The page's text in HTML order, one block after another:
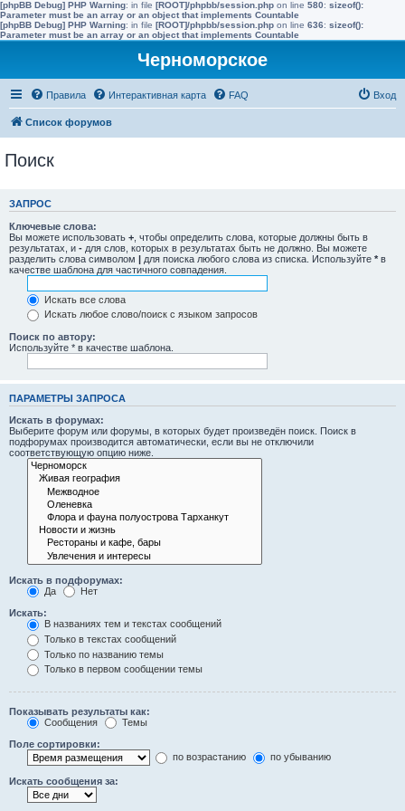
[phpBB Debug] PHP Warning: in file [ROOT]/phpbb/session.php on line 580: sizeof():
Parameter must be an array or an object that implements Countable
[phpBB Debug] PHP Warning: in file [ROOT]/phpbb/session.php on line 636: sizeof():
Parameter must be an array or an object that implements Countable
Черноморское
Правила Интерактивная карта FAQ Вход
Список форумов
Поиск
ЗАПРОС
Ключевые слова:
Вы можете использовать + , чтобы определить слова, которые должны быть в
результатах, и - для слов, которых в результатах быть не должно. Вы можете
разделить слова символом | для поиска любого слова из списка. Используйте * в
качестве шаблона для частичного совпадения.
Искать все слова
Искать любое слово/поиск с языком запросов
Поиск по автору:
Используйте * в качестве шаблона.
ПАРАМЕТРЫ ЗАПРОСА
Искать в форумах:
Выберите форум или форумы, в которых будет произведён поиск. Поиск в
подфорумах производится автоматически, если вы не отключили
соответствующую опцию ниже.
Искать в подфорумах:
Да
Нет
Искать:
В названиях тем и текстах сообщений
Только в текстах сообщений
Только по названию темы
Только в первом сообщении темы
Показывать результаты как:
Сообщения
Темы
Поле сортировки:
по возрастанию
по убыванию
Искать сообщения за: